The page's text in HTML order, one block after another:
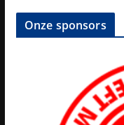
Onze sponsors